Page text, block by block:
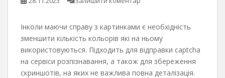
Інколи маючи справу з картинками є необхідність
зменшити кількість кольорів які на ньому
використовуються. Підходить для відправки captcha
на сервіси розпізнавання, а також для збереження
скриншотів, на яких не важлива повна деталізація.